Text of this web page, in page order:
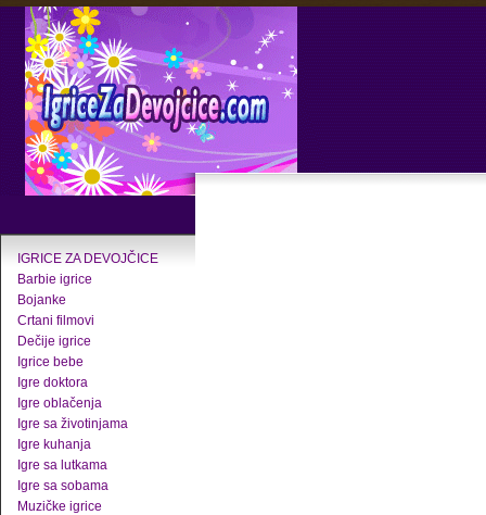
IGRICE ZA DEVOJČICE
Barbie igrice
Bojanke
Crtani filmovi
Dečije igrice
Igrice bebe
Igre doktora
Igre oblačenja
Igre sa životinjama
Igre kuhanja
Igre sa lutkama
Igre sa sobama
Muzičke igrice